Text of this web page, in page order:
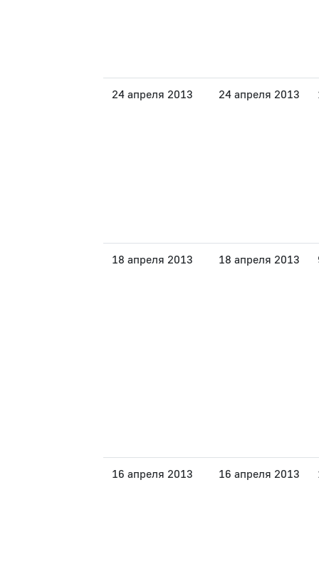
24 апреля 2013 24 апреля 2013
18 апреля 2013 18 апреля 2013
16 апреля 2013 16 апреля 2013